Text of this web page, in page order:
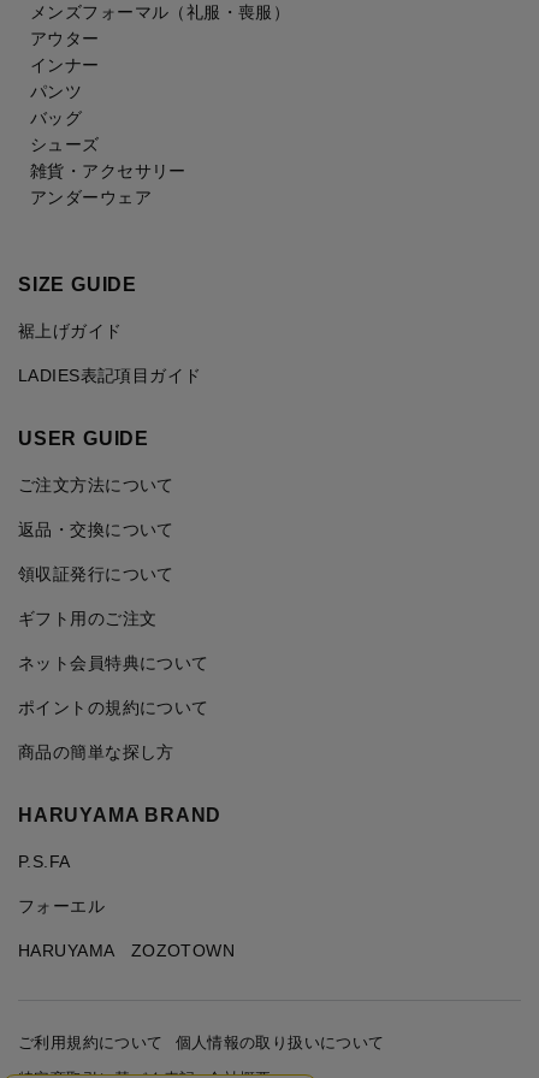
メンズフォーマル （礼服・喪服）
アウター
インナー
パンツ
バッグ
シューズ
雑貨・アクセサリー
アンダーウェア
SIZE GUIDE
裾上げガイド
LADIES表記項目ガイド
USER GUIDE
ご注文方法について
返品・交換について
領収証発行について
ギフト用のご注文
ネット会員特典について
ポイントの規約について
商品の簡単な探し方
HARUYAMA BRAND
P.S.FA
フォーエル
HARUYAMA ZOZOTOWN
ご利用規約について
個人情報の取り扱いについて